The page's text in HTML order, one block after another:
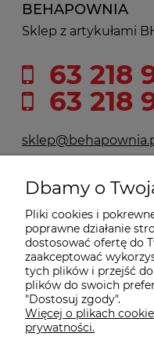
BEHAPOWNIA
Sklep z artykułami
63 218
63 218
Informacje
Moje konto
Płatności i
Wybrane Kategorie
Dbamy o
Pliki cookies i
poprawne działanie
dostosować ofertę do
zaakceptować
tych plików i przejść
plików do swoich
"Dostosuj zgody".
Więcej o plikach
prywatności.